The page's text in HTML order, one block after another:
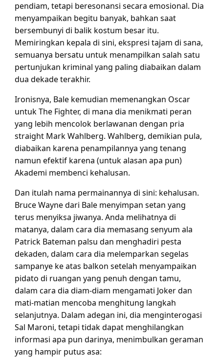
pendiam, tetapi beresonansi secara emosional. Dia
menyampaikan begitu banyak, bahkan saat
bersembunyi di balik kostum besar itu.
Memiringkan kepala di sini, ekspresi tajam di sana,
semuanya bersatu untuk menampilkan salah satu
pertunjukan kriminal yang paling diabaikan dalam
dua dekade terakhir.
Ironisnya, Bale kemudian memenangkan Oscar
untuk The Fighter, di mana dia menikmati peran
yang lebih mencolok berlawanan dengan pria
straight Mark Wahlberg. Wahlberg, demikian pula,
diabaikan karena penampilannya yang tenang
namun efektif karena (untuk alasan apa pun)
Akademi membenci kehalusan.
Dan itulah nama permainannya di sini: kehalusan.
Bruce Wayne dari Bale menyimpan setan yang
terus menyiksa jiwanya. Anda melihatnya di
matanya, dalam cara dia memasang senyum ala
Patrick Bateman palsu dan menghadiri pesta
dekaden, dalam cara dia melemparkan segelas
sampanye ke atas balkon setelah menyampaikan
pidato di ruangan yang penuh dengan tamu,
dalam cara dia diam-diam mengamati Joker dan
mati-matian mencoba menghitung langkah
selanjutnya. Dalam adegan ini, dia menginterogasi
Sal Maroni, tetapi tidak dapat menghilangkan
informasi apa pun darinya, menimbulkan geraman
yang hampir putus asa: